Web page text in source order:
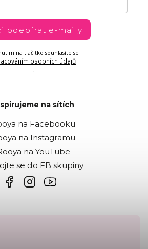
odebírat e-maily
na tlačítko souhlasíte se
osobních údajů
.
na sítích
na Facebooku
na Instagramu
na YouTube
se do FB skupiny